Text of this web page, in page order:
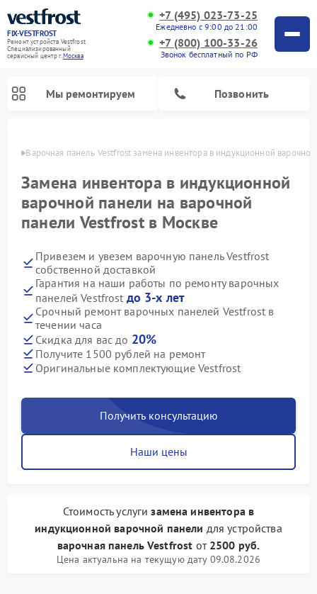
FIX-VESTFROST
Ремонт устройств Vestfrost
Специализированный
cервисный центр г.Москва
+7 (495) 023-73-25
Ежедневно с 9:00 до 21:00
+7 (800) 100-33-26
Звонок бесплатный по РФ
Мы ремонтируем Позвонить
Варочная панель Vestfrost замена инвентора в индукционной
Замена инвентора в индукционной
варочной панели на варочной
панели Vestfrost в Москве
Привезем и увезем варочную панель Vestfrost
собственной доставкой
Гарантия на наши работы по ремонту варочных
панелей Vestfrost до 3-х лет
Срочный ремонт варочных панелей Vestfrost в
течении часа
Скидка для вас до 20%
Получите 1500 рублей на ремонт
Оригинальные комплектующие Vestfrost
Получить консультацию
Наши цены
Стоимость услугизамена инвентора в
индукционной варочной панели для устройства
варочная панель Vestfrost от 2500 руб.
Цена актуальна на текущую дату 09.08.2026